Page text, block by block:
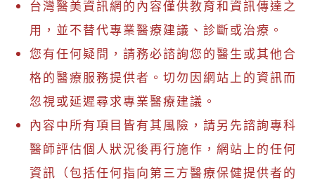
台灣醫美資訊網的內容僅供教育和資訊傳達之
用，並不替代專業醫療建議、診斷或治療。
您有任何疑問，請務必諮詢您的醫生或其他合
格的醫療服務提供者。切勿因網站上的資訊而
忽視或延遲尋求專業醫療建議。
內容中所有項目皆有其風險，請另先諮詢專科
醫師評估個人狀況後再行施作，網站上的任何
資訊（包括任何指向第三方醫療保健提供者的